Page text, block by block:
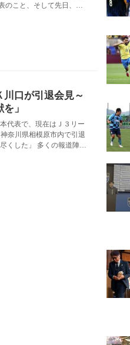
こと、そして先日、今
守護神は、記者から指揮
と話していたことを伝え
にした。 「しっかり積み
川口が引退会見～
」
代表で、現在はＪ３リー
奈川県相模原市内で引退
くした」 多くの報道陣が
述べて、会見をスタート
、引退は頭の中にちらつ
が８強進出にあと一歩と